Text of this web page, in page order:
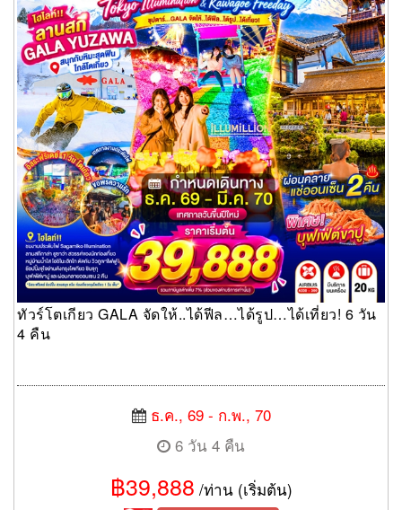
ทัวร์โตเกียว GALA จัดให้..ได้ฟีล…ได้รูป…ได้เที่ยว! 6 วัน
4 คืน
ธ.ค., 69 - ก.พ., 70
6 วัน 4 คืน
฿39,888 /ท่าน (เริ่มต้น)